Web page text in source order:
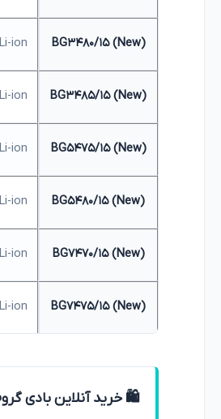
BG3480/15 (New) Li-ion (لیتیومی)
BG3485/15 (New) Li-ion (لیتیومی)
BG5475/15 (New) Li-ion (لیتیومی)
BG5480/15 (New) Li-ion (لیتیومی)
BG7470/15 (New) Li-ion (لیتیومی)
BG7475/15 (New) Li-ion (لیتیومی)
🛍️ خرید آنلاین بادی